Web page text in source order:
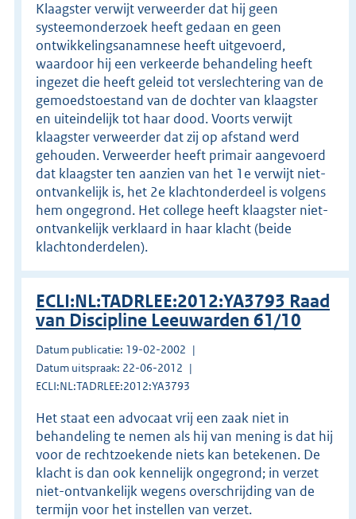
Klaagster verwijt verweerder dat hij geen
systeemonderzoek heeft gedaan en geen
ontwikkelingsanamnese heeft uitgevoerd,
waardoor hij een verkeerde behandeling heeft
ingezet die heeft geleid tot verslechtering van de
gemoedstoestand van de dochter van klaagster
en uiteindelijk tot haar dood. Voorts verwijt
klaagster verweerder dat zij op afstand werd
gehouden. Verweerder heeft primair aangevoerd
dat klaagster ten aanzien van het 1e verwijt niet-
ontvankelijk is, het 2e klachtonderdeel is volgens
hem ongegrond. Het college heeft klaagster niet-
ontvankelijk verklaard in haar klacht (beide
klachtonderdelen).
ECLI:NL:TADRLEE:2012:YA3793 Raad
van Discipline Leeuwarden 61/10
Datum publicatie: 19-02-2002
Datum uitspraak: 22-06-2012
ECLI:NL:TADRLEE:2012:YA3793
Het staat een advocaat vrij een zaak niet in
behandeling te nemen als hij van mening is dat hij
voor de rechtzoekende niets kan betekenen. De
klacht is dan ook kennelijk ongegrond; in verzet
niet-ontvankelijk wegens overschrijding van de
termijn voor het instellen van verzet.